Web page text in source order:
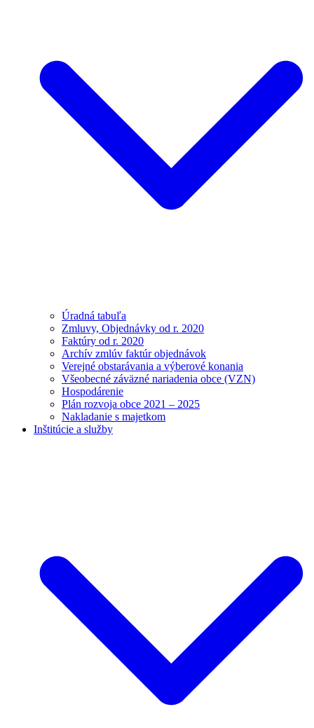
Úradná tabuľa
Zmluvy, Objednávky od r. 2020
Faktúry od r. 2020
Archív zmlúv faktúr objednávok
Verejné obstarávania a výberové konania
Všeobecné záväzné nariadenia obce (VZN)
Hospodárenie
Plán rozvoja obce 2021 – 2025
Nakladanie s majetkom
Inštitúcie a služby